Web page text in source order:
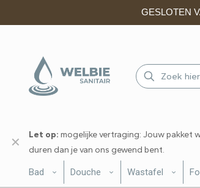
GESLOTEN
Let op: mogelijke vertraging: Jouw pakket
duren dan je van ons gewend bent.
✕
Bad Douche Wastafel